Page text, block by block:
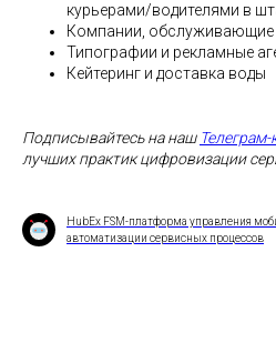
курьерами/водителями в
Компании, обслуживающие
Типографии и рекламные
Кейтеринг и доставка воды
Подписывайтесь на наш Телеграм-
лучших практик цифровизации
HubEx FSM-платформа управления
автоматизации сервисных процессов